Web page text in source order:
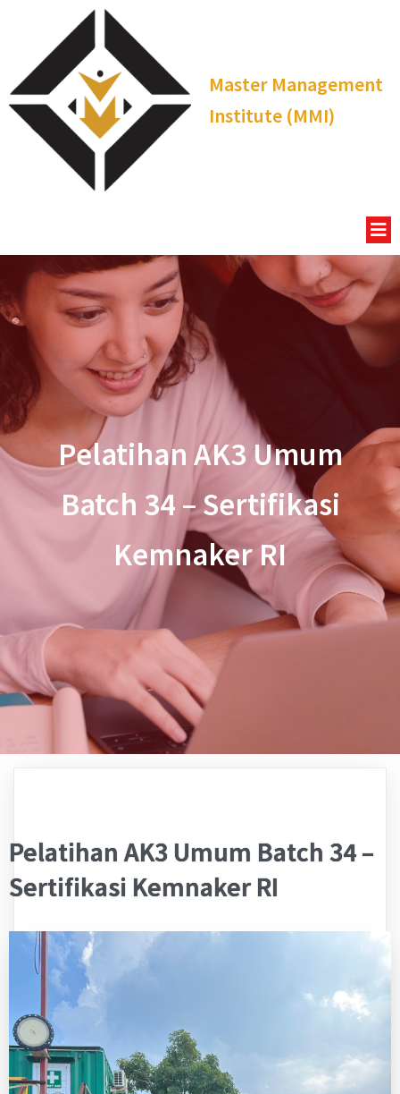
Master Management
Institute (MMI)
Pelatihan AK3 Umum
Batch 34 – Sertifikasi
Kemnaker RI
Pelatihan AK3 Umum Batch 34 –
Sertifikasi Kemnaker RI